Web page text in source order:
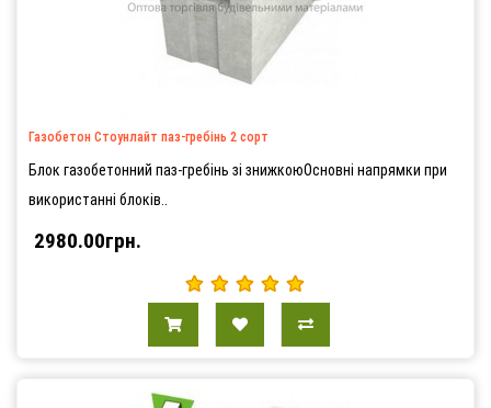
Газобетон Стоунлайт паз-гребінь 2 сорт
Блок газобетонний паз-гребінь зі знижкоюОсновні напрямки при
використанні блоків..
2980.00грн.